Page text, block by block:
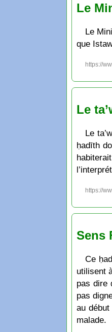
Le
Le
que
https://
Le
Le
ḥadīth
https://
Sens
Ce
utilisent
pas dire
pas
au
malade.